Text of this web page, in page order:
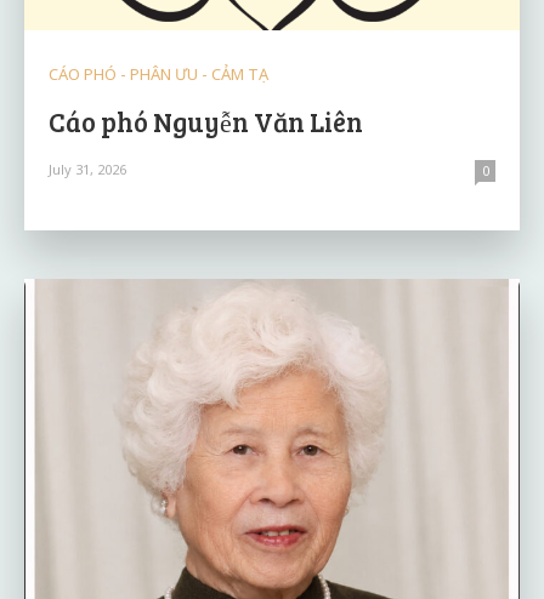
CÁO PHÓ - PHÂN ƯU - CẢM TẠ
Cáo phó Nguyễn Văn Liên
July 31, 2026 0